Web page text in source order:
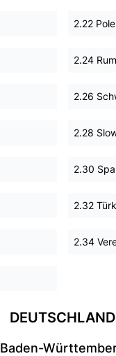
2.22
2.24
2.26
2.28
2.30
2.32
2.34
DEUTSCHLAND
Baden-